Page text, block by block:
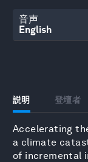
音声
説明 登壇者
Accelerating
a climate
of incremental